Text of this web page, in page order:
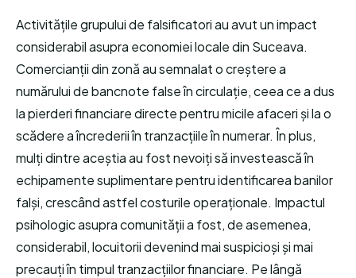
Activitățile grupului de falsificatori au avut un impact
considerabil asupra economiei locale din Suceava.
Comercianții din zonă au semnalat o creștere a
numărului de bancnote false în circulație, ceea ce a dus
la pierderi financiare directe pentru micile afaceri și la o
scădere a încrederii în tranzacțiile în numerar. În plus,
mulți dintre aceștia au fost nevoiți să investească în
echipamente suplimentare pentru identificarea banilor
falși, crescând astfel costurile operaționale. Impactul
psihologic asupra comunității a fost, de asemenea,
considerabil, locuitorii devenind mai suspicioși și mai
precauți în timpul tranzacțiilor financiare. Pe lângă